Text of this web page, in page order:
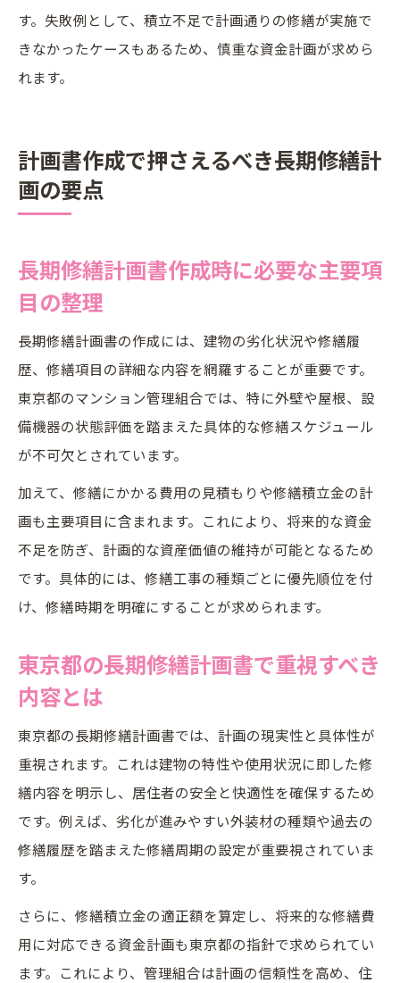
す。失敗例として、積立不足で計画通りの修繕が実施で
きなかったケースもあるため、慎重な資金計画が求めら
れます。
計画書作成で押さえるべき長期修繕計
画の要点
長期修繕計画書作成時に必要な主要項
目の整理
長期修繕計画書の作成には、建物の劣化状況や修繕履
歴、修繕項目の詳細な内容を網羅することが重要です。
東京都のマンション管理組合では、特に外壁や屋根、設
備機器の状態評価を踏まえた具体的な修繕スケジュール
が不可欠とされています。
加えて、修繕にかかる費用の見積もりや修繕積立金の計
画も主要項目に含まれます。これにより、将来的な資金
不足を防ぎ、計画的な資産価値の維持が可能となるため
です。具体的には、修繕工事の種類ごとに優先順位を付
け、修繕時期を明確にすることが求められます。
東京都の長期修繕計画書で重視すべき
内容とは
東京都の長期修繕計画書では、計画の現実性と具体性が
重視されます。これは建物の特性や使用状況に即した修
繕内容を明示し、居住者の安全と快適性を確保するため
です。例えば、劣化が進みやすい外装材の種類や過去の
修繕履歴を踏まえた修繕周期の設定が重要視されていま
す。
さらに、修繕積立金の適正額を算定し、将来的な修繕費
用に対応できる資金計画も東京都の指針で求められてい
ます。これにより、管理組合は計画の信頼性を高め、住